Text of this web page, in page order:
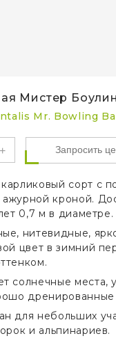
Мистер
Mr. Bowling
Запросить
сорт с
кроной.
0,7 м в диаметре.
нитевидные,
цвет в зимний
солнечные места,
дренированные
для небольших
и альпинариев.